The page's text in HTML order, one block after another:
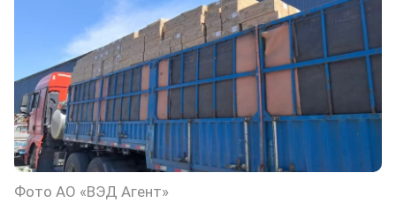
Фото АО «ВЭД Агент»